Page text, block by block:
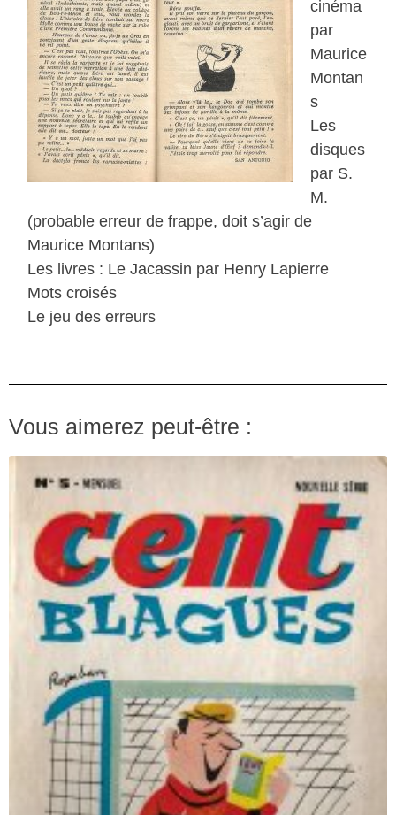
cinéma
par
Maurice
Montan
s
Les
disques
par S.
M.
(probable erreur de frappe, doit s’agir de
Maurice Montans)
Les livres : Le Jacassin par Henry Lapierre
Mots croisés
Le jeu des erreurs
Vous aimerez peut-être :